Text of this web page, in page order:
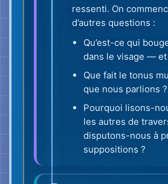
J’ai exploré plusieurs
médecine, psychologie,
je ne cherchais pas
unique. Je cherchais
manquant entre
et malentendus
Avec le temps, le
travail s’est précisé :
musculaire visible du
mécanismes